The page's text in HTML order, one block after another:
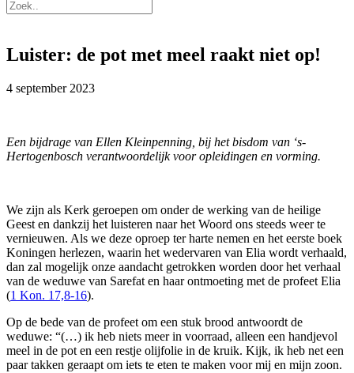
Luister: de pot met meel raakt niet op!
4 september 2023
Een bijdrage van Ellen Kleinpenning, bij het bisdom van ‘s-
Hertogenbosch verantwoordelijk voor opleidingen en vorming.
We zijn als Kerk geroepen om onder de werking van de heilige
Geest en dankzij het luisteren naar het Woord ons steeds weer te
vernieuwen. Als we deze oproep ter harte nemen en het eerste boek
Koningen herlezen, waarin het wedervaren van Elia wordt verhaald,
dan zal mogelijk onze aandacht getrokken worden door het verhaal
van de weduwe van Sarefat en haar ontmoeting met de profeet Elia
(1 Kon. 17,8-16).
Op de bede van de profeet om een stuk brood antwoordt de
weduwe: “(…) ik heb niets meer in voorraad, alleen een handjevol
meel in de pot en een restje olijfolie in de kruik. Kijk, ik heb net een
paar takken geraapt om iets te eten te maken voor mij en mijn zoon.